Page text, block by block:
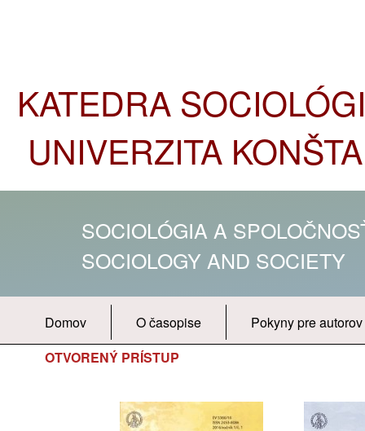
KATEDRA
UNIVERZITA
SOCIOLÓGIA A
SOCIOLOGY AND SOCIETY
Domov O časopise
Pokyny pre autorov
OTVORENÝ PRÍSTUP